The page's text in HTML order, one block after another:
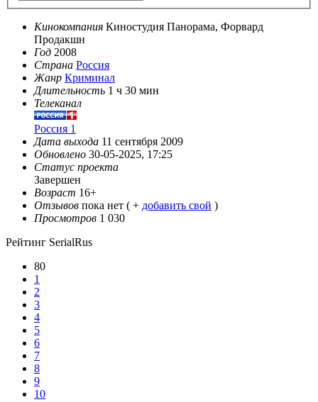
Кинокомпания Киностудия Панорама, Форвард
Продакшн
Год 2008
Страна Россия
Жанр Криминал
Длительность 1 ч 30 мин
Телеканал
Россия 1
Дата выхода 11 сентября 2009
Обновлено 30-05-2025, 17:25
Статус проекта
Завершен
Возраст 16+
Отзывов пока нет ( + добавить свой )
Просмотров 1 030
Рейтинг SerialRus
80
1
2
3
4
5
6
7
8
9
10